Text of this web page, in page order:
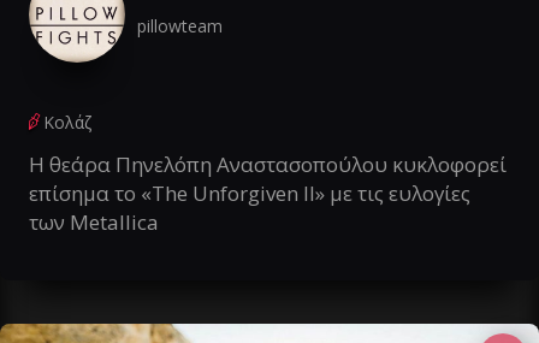
pillowteam
Κολάζ
Η θεάρα Πηνελόπη Αναστασοπούλου κυκλοφορεί
επίσημα το «The Unforgiven II» με τις ευλογίες
των Metallica